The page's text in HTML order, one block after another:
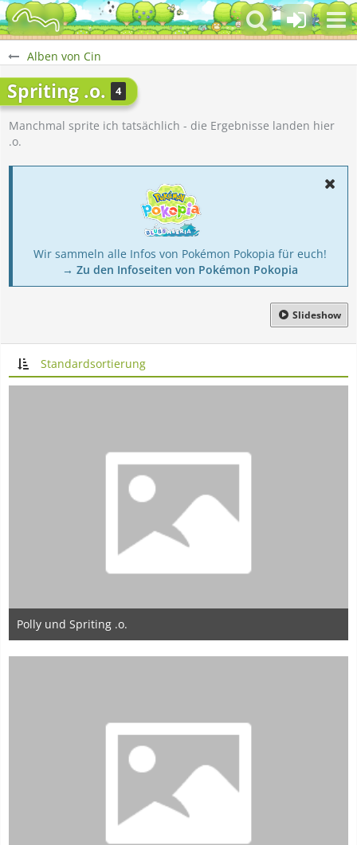
Alben von Cin
Spriting .o. 4
Manchmal sprite ich tatsächlich - die Ergebnisse landen hier
.o.
Wir sammeln alle Infos von Pokémon Pokopia für euch!
→ Zu den Infoseiten von Pokémon Pokopia
Slideshow
Standardsortierung
Polly und Spriting .o.
22. Dezember 2013